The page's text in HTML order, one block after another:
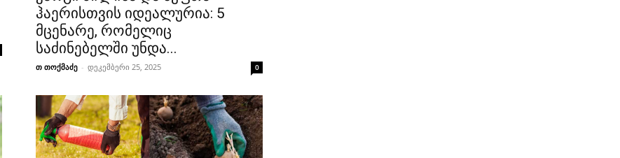
ჰაერისთვის იდეალურია: 5
მცენარე, რომელიც
საძინებელში უნდა...
თ თოქმაძე - დეკემბერი 25, 2025 0